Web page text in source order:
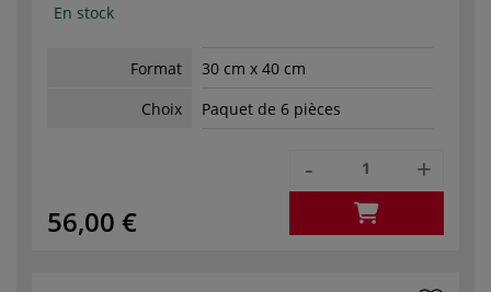
En stock
Format
30 cm x 40 cm
Choix
Paquet de 6 pièces
56,00 €
- +